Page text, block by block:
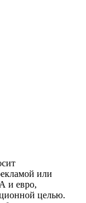
или
и евро,
целью.